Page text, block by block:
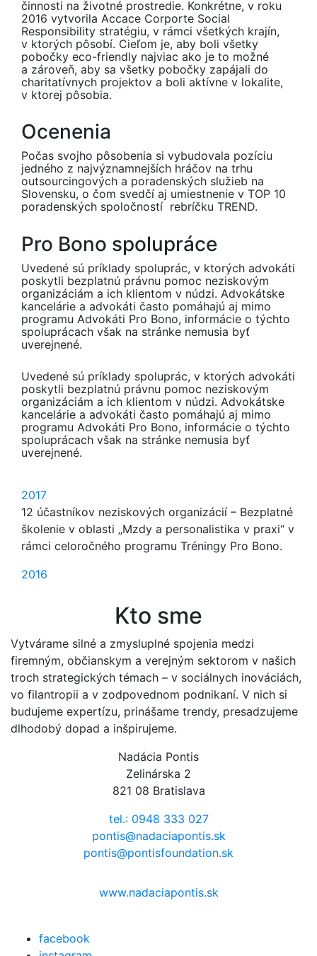
činnosti na životné prostredie. Konkrétne, v roku
2016 vytvorila Accace Corporte Social
Responsibility stratégiu, v rámci všetkých krajín,
v ktorých pôsobí. Cieľom je, aby boli všetky
pobočky eco-friendly najviac ako je to možné
a zároveň, aby sa všetky pobočky zapájali do
charitatívnych projektov a boli aktívne v lokalite,
v ktorej pôsobia.
Ocenenia
Počas svojho pôsobenia si vybudovala pozíciu
jedného z najvýznamnejších hráčov na trhu
outsourcingových a poradenských služieb na
Slovensku, o čom svedčí aj umiestnenie v TOP 10
poradenských spoločností rebríčku TREND.
Pro Bono spolupráce
Uvedené sú príklady spoluprác, v ktorých advokáti
poskytli bezplatnú právnu pomoc neziskovým
organizáciám a ich klientom v núdzi. Advokátske
kancelárie a advokáti často pomáhajú aj mimo
programu Advokáti Pro Bono, informácie o týchto
spoluprácach však na stránke nemusia byť
uverejnené.
Uvedené sú príklady spoluprác, v ktorých advokáti
poskytli bezplatnú právnu pomoc neziskovým
organizáciám a ich klientom v núdzi. Advokátske
kancelárie a advokáti často pomáhajú aj mimo
programu Advokáti Pro Bono, informácie o týchto
spoluprácach však na stránke nemusia byť
uverejnené.
2017
12 účastníkov neziskových organizácií – Bezplatné
školenie v oblasti „Mzdy a personalistika v praxi“ v
rámci celoročného programu Tréningy Pro Bono.
2016
Kto sme
Vytvárame silné a zmysluplné spojenia medzi
firemným, občianskym a verejným sektorom v našich
troch strategických témach – v sociálnych inováciách,
vo filantropii a v zodpovednom podnikaní. V nich si
budujeme expertízu, prinášame trendy, presadzujeme
dlhodobý dopad a inšpirujeme.
Nadácia Pontis
Zelinárska 2
821 08 Bratislava
tel.: 0948 333 027
pontis@nadaciapontis.sk
pontis@pontisfoundation.sk
www.nadaciapontis.sk
facebook